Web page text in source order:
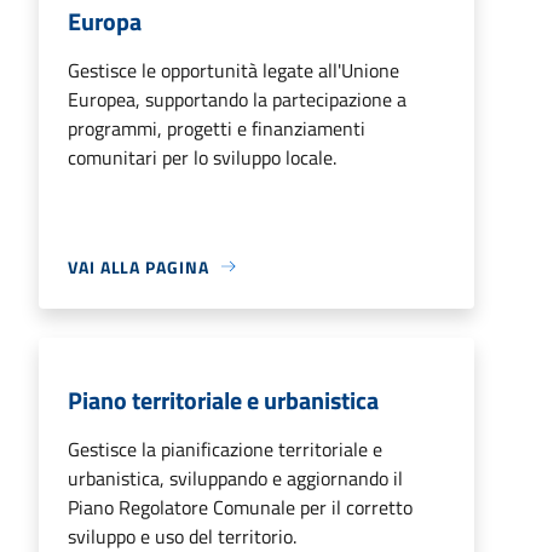
Europa
Gestisce le opportunità legate all'Unione
Europea, supportando la partecipazione a
programmi, progetti e finanziamenti
comunitari per lo sviluppo locale.
VAI ALLA PAGINA
Piano territoriale e urbanistica
Gestisce la pianificazione territoriale e
urbanistica, sviluppando e aggiornando il
Piano Regolatore Comunale per il corretto
sviluppo e uso del territorio.